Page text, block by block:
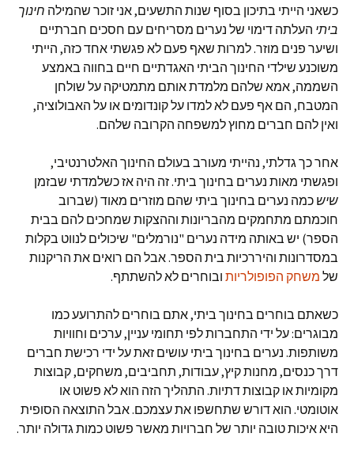
כשאני הייתי בתיכון בסוף שנות התשעים, אני זוכר שהמילה חינוך
ביתי העלתה דימוי של נערים מסריחים עם חסכים חברתיים
ושיער פנים מוזר. למרות שאף פעם לא פגשתי אחד כזה, הייתי
משוכנע שילדי החינוך הביתי האגדתיים חיים בחווה באמצע
השממה, אמא שלהם מלמדת אותם מתמטיקה על שולחן
המטבח, הם אף פעם לא למדו על קונדומים או על האבולוציה,
ואין להם חברים מחוץ למשפחה הקרובה שלהם.
אחר כך גדלתי, נהייתי מעורב בעולם החינוך האלטרנטיבי,
ופגשתי מאות נערים בחינוך ביתי. זה היה אז כשלמדתי שבזמן
שיש כמה נערים בחינוך ביתי שהם מוזרים מאוד (שברוב
חוכמתם מתחמקים מהבריונות וההצקות שמחכים להם בבית
הספר) יש באותה מידה נערים "נורמלים" שיכולים לנווט בקלות
במסדרונות והיררכיות בית הספר. אבל הם רואים את הריקנות
של משחק הפופולריות ובוחרים לא להשתתף.
כשאתם בוחרים בחינוך ביתי, אתם בוחרים להתרועע כמו
מבוגרים: על ידי התחברות לפי תחומי עניין, ערכים וחוויות
משותפות. נערים בחינוך ביתי עושים זאת על ידי רכישת חברים
דרך כנסים, מחנות קיץ, עבודות, תחביבים, משחקים, קבוצות
מקומיות או קבוצות דתיות. התהליך הזה הוא לא פשוט או
אוטומטי. הוא דורש שתחשפו את עצמכם. אבל התוצאה הסופית
היא איכות טובה יותר של חברויות מאשר פשוט כמות גדולה יותר.